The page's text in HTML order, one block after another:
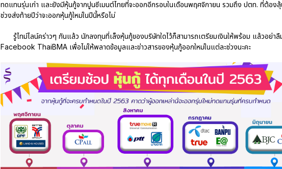
ทดแทนรุ่นเก่า และยังมีหุ้นกู้จากปูนซีเมนต์ไทยที่จะออกอีกรอบในเดือนพฤศจิกายน รวมถึง ปตท. ที่ต้อง
ช่วงส่งท้ายปีว่าจะออกหุ้นกู้ใหม่ในปีนี้หรือไม่
รู้ไทม์ไลน์คร่าวๆ กันแล้ว นักลงทุนที่เล็งหุ้นกู้ของบริษัทใดไว้ก็สามารถเตรียมเงินให้พร้อม แล้วอย่าลื
Facebook ThaiBMA เพื่อไม่ให้พลาดข้อมูลและข่าวสารของหุ้นกู้ออกใหม่ในแต่ละช่วงนะคะ